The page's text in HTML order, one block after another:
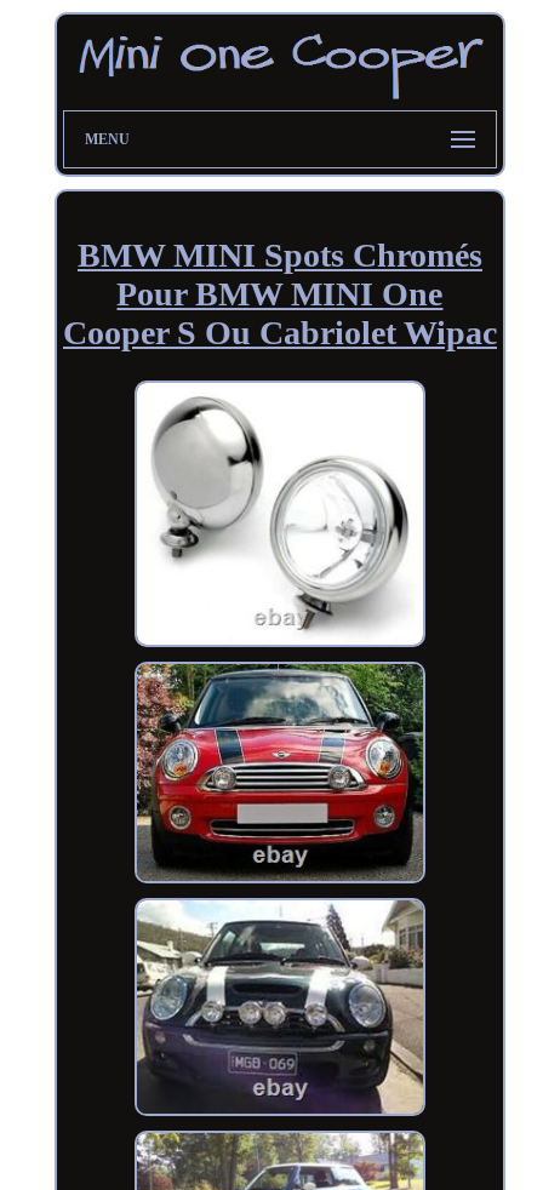
MENU
BMW MINI Spots Chromés
Pour BMW MINI One
Cooper S Ou Cabriolet Wipac